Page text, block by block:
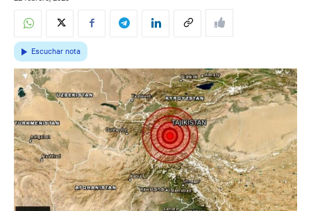
Escuchar nota